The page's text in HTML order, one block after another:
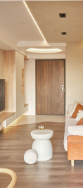
關於八寶
作品欣賞
服務/收費
【極】系列
最新消息
設計專欄